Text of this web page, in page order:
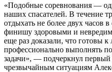
«Подобные соревнования —
наших спасателей. В течение
отдыхать не более двух часов
финишу здоровыми и
еще раз доказали, что готовы
профессионально выполнять
задачи», — подчеркнул первый
чрезвычайным ситуациям